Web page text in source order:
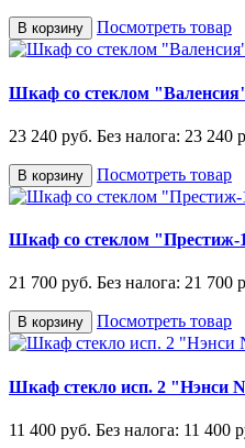
В корзину Посмотреть товар
Шкаф со стеклом
23 240 руб. Без налога: 23 240
В корзину Посмотреть товар
Шкаф со стеклом "Престиж-
21 700 руб. Без налога: 21 700
В корзину Посмотреть товар
Шкаф стекло исп. 2
11 400 руб. Без налога: 11 400